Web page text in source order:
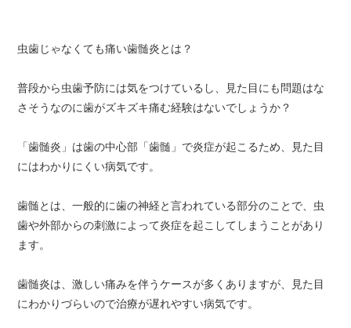
虫歯じゃなくても痛い歯髄炎とは？
普段から虫歯予防には気をつけているし、見た目にも問題はな
さそうなのに歯がズキズキ痛む経験はないでしょうか？
「歯髄炎」は歯の中心部「歯髄」で炎症が起こるため、見た目
にはわかりにくい病気です。
歯髄とは、一般的に歯の神経と言われている部分のことで、虫
歯や外部からの刺激によって炎症を起こしてしまうことがあり
ます。
歯髄炎は、激しい痛みを伴うケースが多くありますが、見た目
にわかりづらいので治療が遅れやすい病気です。